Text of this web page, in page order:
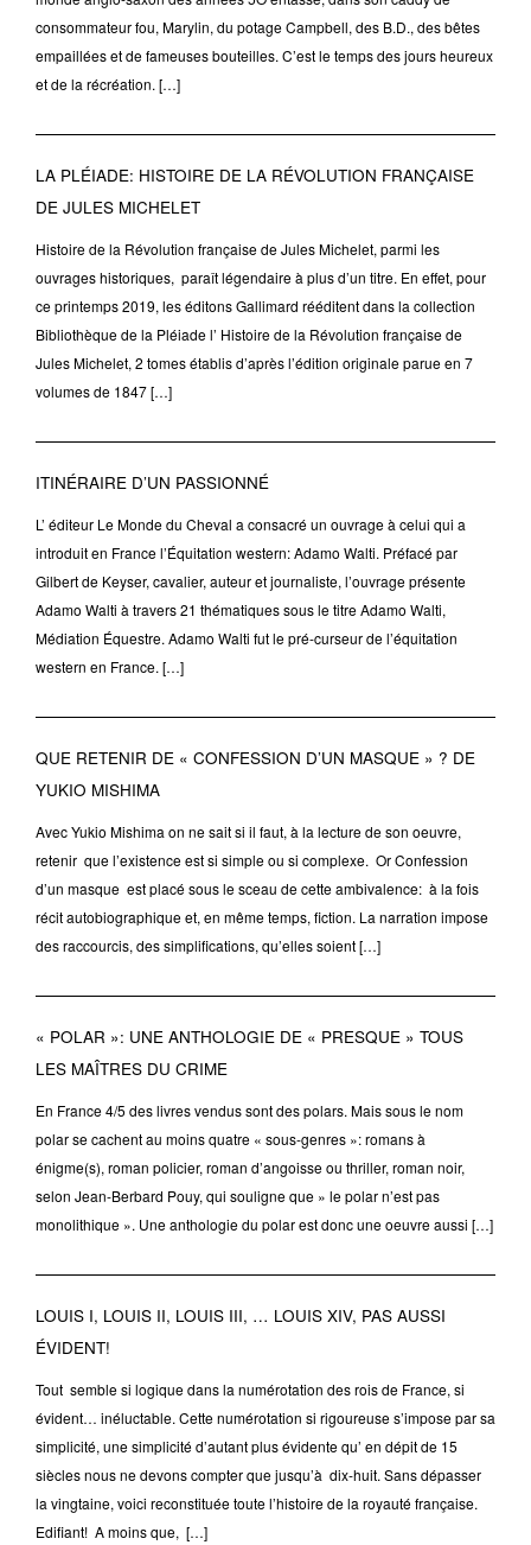
consommateur fou, Marylin, du potage Campbell, des B.D., des bêtes
empaillées et de fameuses bouteilles. C’est le temps des jours heureux
et de la récréation. […]
LA PLÉIADE: HISTOIRE DE LA RÉVOLUTION FRANÇAISE
DE JULES MICHELET
Histoire de la Révolution française de Jules Michelet, parmi les
ouvrages historiques, paraît légendaire à plus d’un titre. En effet, pour
ce printemps 2019, les éditons Gallimard rééditent dans la collection
Bibliothèque de la Pléiade l’ Histoire de la Révolution française de
Jules Michelet, 2 tomes établis d’après l’édition originale parue en 7
volumes de 1847 […]
ITINÉRAIRE D’UN PASSIONNÉ
L’ éditeur Le Monde du Cheval a consacré un ouvrage à celui qui a
introduit en France l’Équitation western: Adamo Walti. Préfacé par
Gilbert de Keyser, cavalier, auteur et journaliste, l’ouvrage présente
Adamo Walti à travers 21 thématiques sous le titre Adamo Walti,
Médiation Équestre. Adamo Walti fut le pré-curseur de l’équitation
western en France. […]
QUE RETENIR DE « CONFESSION D’UN MASQUE » ? DE
YUKIO MISHIMA
Avec Yukio Mishima on ne sait si il faut, à la lecture de son oeuvre,
retenir que l’existence est si simple ou si complexe. Or Confession
d’un masque est placé sous le sceau de cette ambivalence: à la fois
récit autobiographique et, en même temps, fiction. La narration impose
des raccourcis, des simplifications, qu’elles soient […]
« POLAR »: UNE ANTHOLOGIE DE « PRESQUE » TOUS
LES MAÎTRES DU CRIME
En France 4/5 des livres vendus sont des polars. Mais sous le nom
polar se cachent au moins quatre « sous-genres »: romans à
énigme(s), roman policier, roman d’angoisse ou thriller, roman noir,
selon Jean-Berbard Pouy, qui souligne que » le polar n’est pas
monolithique ». Une anthologie du polar est donc une oeuvre aussi […]
LOUIS I, LOUIS II, LOUIS III, … LOUIS XIV, PAS AUSSI
ÉVIDENT!
Tout semble si logique dans la numérotation des rois de France, si
évident… inéluctable. Cette numérotation si rigoureuse s’impose par sa
simplicité, une simplicité d’autant plus évidente qu’ en dépit de 15
siècles nous ne devons compter que jusqu’à dix-huit. Sans dépasser
la vingtaine, voici reconstituée toute l’histoire de la royauté française.
Edifiant! A moins que, […]